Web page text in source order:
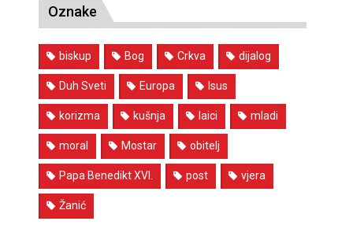
Oznake
biskup Bog Crkva dijalog
Duh Sveti Europa Isus
korizma kušnja laici mladi
moral Mostar obitelj
Papa Benedikt XVI. post vjera
Žanić